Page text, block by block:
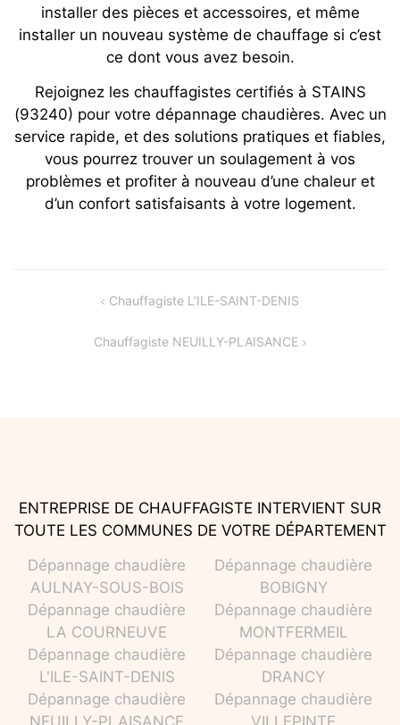
installer des pièces et accessoires, et même
installer un nouveau système de chauffage si c’est
ce dont vous avez besoin.
Rejoignez les chauffagistes certifiés à STAINS
(93240) pour votre dépannage chaudières. Avec un
service rapide, et des solutions pratiques et fiables,
vous pourrez trouver un soulagement à vos
problèmes et profiter à nouveau d’une chaleur et
d’un confort satisfaisants à votre logement.
NavigationChauffagiste L’ILE-SAINT-DENIS
Chauffagiste NEUILLY-PLAISANCE
ENTREPRISE DE CHAUFFAGISTE INTERVIENT SUR
TOUTE LES COMMUNES DE VOTRE DÉPARTEMENT
Dépannage chaudière
AULNAY-SOUS-BOIS
Dépannage chaudière
BOBIGNY
Dépannage chaudière
LA COURNEUVE
Dépannage chaudière
MONTFERMEIL
Dépannage chaudière
L'ILE-SAINT-DENIS
Dépannage chaudière
DRANCY
Dépannage chaudière
NEUILLY-PLAISANCE
Dépannage chaudière
VILLEPINTE